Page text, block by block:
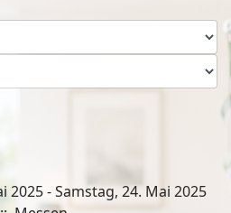
2025 - Samstag, 24. Mai 2025